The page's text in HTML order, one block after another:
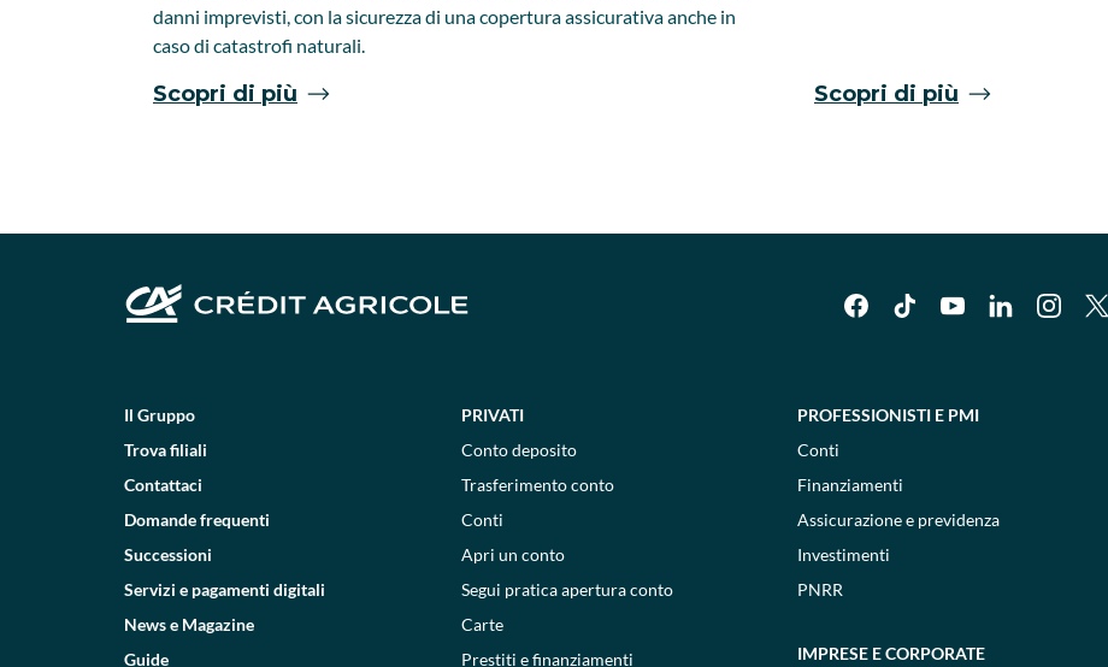
danni imprevisti, con la sicurezza di una copertura assicurativa anche in
caso di catastrofi naturali.
Scopri di più Scopri di più
Il Gruppo
Trova filiali
Contattaci
Domande frequenti
Successioni
Servizi e pagamenti digitali
News e Magazine
Guide
PRIVATI
Conto deposito
Trasferimento conto
Conti
Apri un conto
Segui pratica apertura conto
Carte
Prestiti e finanziamenti
PROFESSIONISTI E PMI
Conti
Finanziamenti
Assicurazione e previdenza
Investimenti
PNRR
IMPRESE E CORPORATE